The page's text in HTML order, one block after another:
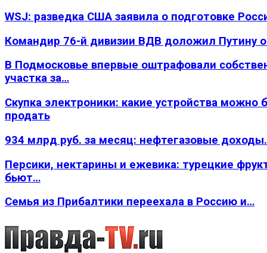
WSJ: разведка США заявила о подготовке
Командир 76-й дивизии ВДВ доложил Путину
В Подмосковье впервые оштрафовали
участка за…
Скупка электроники: какие устройства можно
продать
934 млрд руб. за месяц: нефтегазовые
Персики, нектарины и ежевика: турецкие
бьют…
Семья из Прибалтики переехала в Россию и…